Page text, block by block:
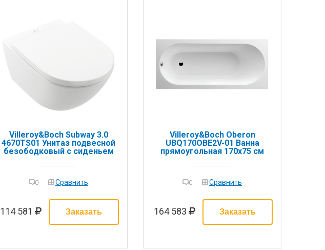
Villeroy&Boch Subway 3.0
4670TS01 Унитаз подвесной
безободковый с сиденьем
0 Сравнить
114 581
Villeroy&Boch Oberon
UBQ170OBE2V-01 Ванна
прямоугольная 170х75 см
0 Сравнить
164 583